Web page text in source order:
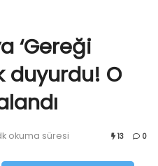
‘Gereği
duyurdu! O
okuma süresi 13 0